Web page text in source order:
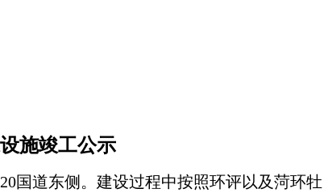
施竣工公示
国道东侧。建设过程中按照环评以及菏环牡